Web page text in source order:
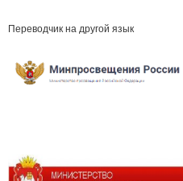
Переводчик на другой язык